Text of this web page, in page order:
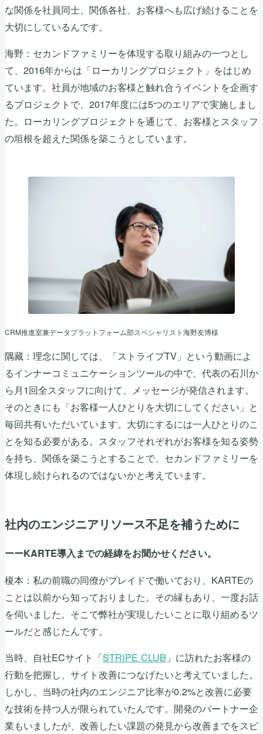
な関係を社員同士、関係各社、お客様へも広げ続けることを
大切にしているんです。
海野：セカンドファミリーを体現する取り組みの一つとし
て、2016年からは「ローカリングプロジェクト」をはじめ
ています。社員が地域のお客様と触れ合うイベントを企画す
るプロジェクトで、2017年度には5つのエリアで実施しまし
た。ローカリングプロジェクトを通じて、お客様とスタッフ
の垣根を超えた関係を築こうとしています。
CRM推進室兼データプラットフォーム部スペシャリスト海野友博様
隅藏：理念に関しては、「ストライプTV」という動画によ
るインナーコミュニケーションツールの中で、代表の石川か
ら月1回全スタッフに向けて、メッセージが発信されます。
そのときにも「お客様一人ひとりを大切にしてください」と
毎回共有いただいています。大切にするには一人ひとりのこ
とを知る必要がある。スタッフそれぞれがお客様を知る姿勢
を持ち、関係を築こうとすることで、セカンドファミリーを
体現し続けられるのではないかと考えています。
社内のエンジニアリソース不足を補うために
ーーKARTE導入までの経緯をお聞かせください。
榎本：私の前職の同僚がプレイドで働いており、KARTEの
ことは以前から知っておりました。その縁もあり、一度お話
を伺いました。そこで弊社が実現したいことに取り組めるツ
ールだと感じたんです。
当時、自社ECサイト「STRIPE CLUB 」に訪れたお客様の
行動を把握し、サイト改善につなげたいと考えていました。
しかし、当時の社内のエンジニア比率が0.2%と改善に必要
な技術を持つ人が限られていたんです。開発のパートナー企
業もいましたが、改善したい課題の発見から改善までをスピ